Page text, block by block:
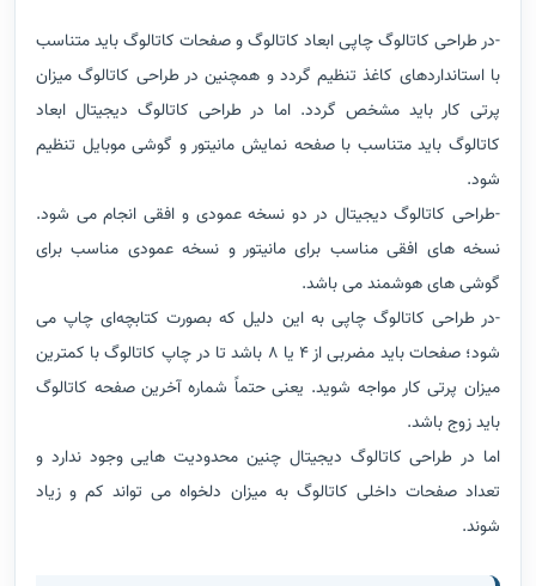
-در طراحی کاتالوگ چاپی ابعاد کاتالوگ و صفحات کاتالوگ باید متناسب
با استانداردهای کاغذ تنظیم گردد و همچنین در طراحی کاتالوگ میزان
پرتی کار باید مشخص گردد. اما در طراحی کاتالوگ دیجیتال ابعاد
کاتالوگ باید متناسب با صفحه نمایش مانیتور و گوشی موبایل تنظیم
شود.
-طراحی کاتالوگ دیجیتال در دو نسخه عمودی و افقی انجام می شود.
نسخه های افقی مناسب برای مانیتور و نسخه عمودی مناسب برای
گوشی های هوشمند می باشد.
-در طراحی کاتالوگ چاپی به این دلیل که بصورت کتابچه‌ای چاپ می
شود؛ صفحات باید مضربی از 4 یا 8 باشد تا در چاپ کاتالوگ با کمترین
میزان پرتی کار مواجه شوید. یعنی حتماً شماره آخرین صفحه کاتالوگ
باید زوج باشد.
اما در طراحی کاتالوگ دیجیتال چنین محدودیت هایی وجود ندارد و
تعداد صفحات داخلی کاتالوگ به میزان دلخواه می تواند کم و زیاد
شوند.